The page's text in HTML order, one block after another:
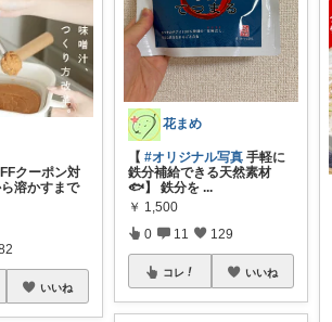
クーポン対
溶かすまで
いいね
花まめ
【#オリジナル写真 手軽に
鉄分補給できる天然素材
🐟】 鉄分を ...
￥ 1,500
0 11 129
コレ いいね